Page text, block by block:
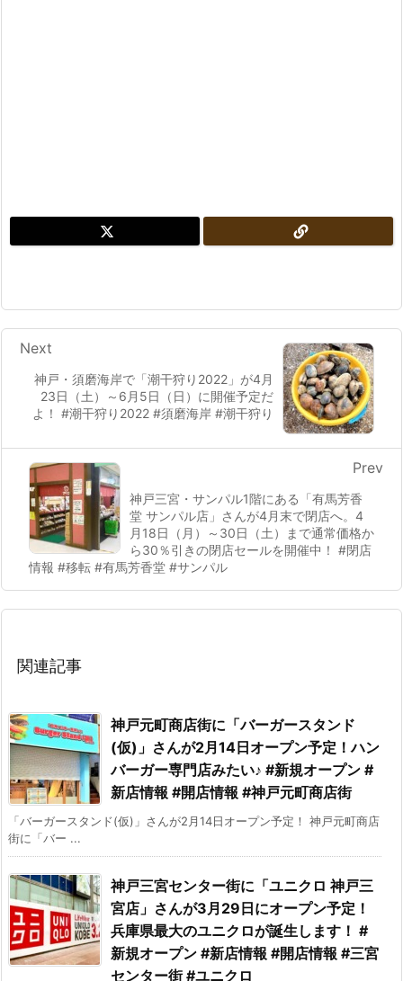
神戸・須磨海岸で「潮干狩り2022」が4月
23日（土）～6月5日（日）に開催予定だ
よ！ #潮干狩り2022 #須磨海岸 #潮干狩り
Next
神戸三宮・サンパル1階にある「有馬芳香
堂 サンパル店」さんが4月末で閉店へ。4
月18日（月）～30日（土）まで通常価格か
ら30％引きの閉店セールを開催中！ #閉店
情報 #移転 #有馬芳香堂 #サンパル
Prev
関連記事
神戸元町商店街に「バーガースタンド
(仮)」さんが2月14日オープン予定！ハン
バーガー専門店みたい♪ #新規オープン #
新店情報 #開店情報 #神戸元町商店街
「バーガースタンド(仮)」さんが2月14日オープン予定！ 神戸元町商店
街に「バー ...
神戸三宮センター街に「ユニクロ 神戸三
宮店」さんが3月29日にオープン予定！
兵庫県最大のユニクロが誕生します！ #
新規オープン #新店情報 #開店情報 #三宮
センター街 #ユニクロ